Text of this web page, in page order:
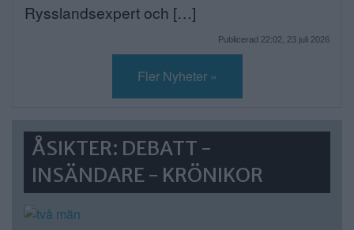
Rysslandsexpert och […]
Publicerad 22:02, 23 juli 2026
Fler Nyheter »
ÅSIKTER: DEBATT -
INSÄNDARE - KRÖNIKOR